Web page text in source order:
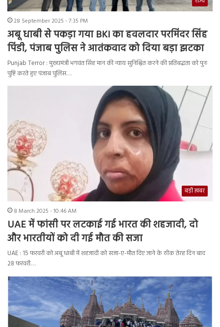
28 September 2025 - 7:35 PM
अबू धाबी से पकड़ा गया BKI का हवलदार परमिंदर सिंह
पिंडी, पंजाब पुलिस ने आतंकवाद को दिया बड़ा झटका
Punjab Terror : मुख्यमंत्री भगवंत सिंह मान की न्याय सुनिश्चित करने की प्रतिबद्धता को पुनः
पुष्टि करते हुए पंजाब पुलिस…
बड़ी ख़बर
8 March 2025 - 10:46 AM
UAE में फांसी पर लटकाई गई भारत की शहजादी, दो
और भारतीयों को दी गई मौत की सजा
UAE : 15 फरवरी को अबू धाबी में शहजादी को सजा-ए-मौत दिए जाने के ठीक तेरह दिन बाद
28 फरवरी…